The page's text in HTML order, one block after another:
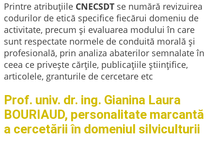
Printre atribuțiile CNECSDT se numără revizuirea
codurilor de etică specifice fiecărui domeniu de
activitate, precum și evaluarea modului în care
sunt respectate normele de conduită morală și
profesională, prin analiza abaterilor semnalate în
ceea ce privește cărțile, publicațiile științifice,
articolele, granturile de cercetare etc
Prof. univ. dr. ing. Gianina Laura
BOURIAUD, personalitate marcantă
a cercetării în domeniul silviculturii